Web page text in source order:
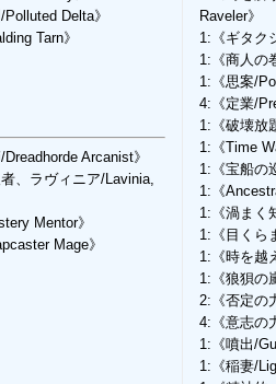
Delta》
Tarn》
Arcanist》
、ラヴィニア/Lavinia,
Mentor》
Mage》
Raveler》
1:《ギタク
1:《商人の
1:《思案/
4:《定業/
1:《破壊放
1:《Time
1:《宝船の
1:《
1:《渦まく
1:《目くら
1:《時を越
1:《狼狽の
2:《否定の
4:《意志の
1:《噴出/
1:《稲妻/